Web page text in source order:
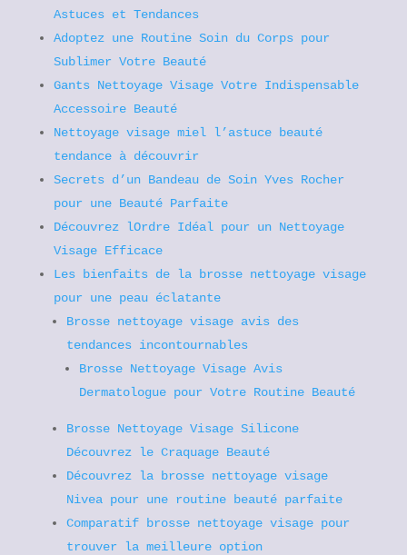
Astuces et Tendances
Adoptez une Routine Soin du Corps pour
Sublimer Votre Beauté
Gants Nettoyage Visage Votre Indispensable
Accessoire Beauté
Nettoyage visage miel l’astuce beauté
tendance à découvrir
Secrets d’un Bandeau de Soin Yves Rocher
pour une Beauté Parfaite
Découvrez lOrdre Idéal pour un Nettoyage
Visage Efficace
Les bienfaits de la brosse nettoyage visage
pour une peau éclatante
Brosse nettoyage visage avis des
tendances incontournables
Brosse Nettoyage Visage Avis
Dermatologue pour Votre Routine Beauté
Brosse Nettoyage Visage Silicone
Découvrez le Craquage Beauté
Découvrez la brosse nettoyage visage
Nivea pour une routine beauté parfaite
Comparatif brosse nettoyage visage pour
trouver la meilleure option